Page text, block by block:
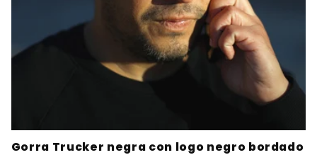
Gorra Trucker negra con logo negro bordado